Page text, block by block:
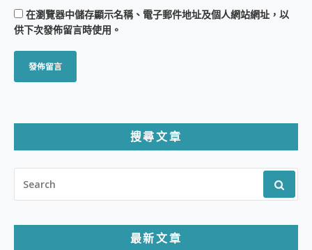
在瀏覽器中儲存顯示名稱、電子郵件地址及個人網站網址，以
供下次發佈留言時使用。
搜尋文章
FOR:
最新文章